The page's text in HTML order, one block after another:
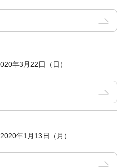
年3月22日（日）
年1月13日（月）